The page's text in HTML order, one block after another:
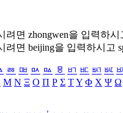
려면 zhongwen을 입력하시
려면 beijing을 입력하시고
ㅭ ㅮ ㅯ ㅰ ㅱ ㅲ ㅳ ㅴ ㅵ
Μ Ν Ξ Ο Π Ρ Σ ΤΥ Φ Χ Ψ Ω